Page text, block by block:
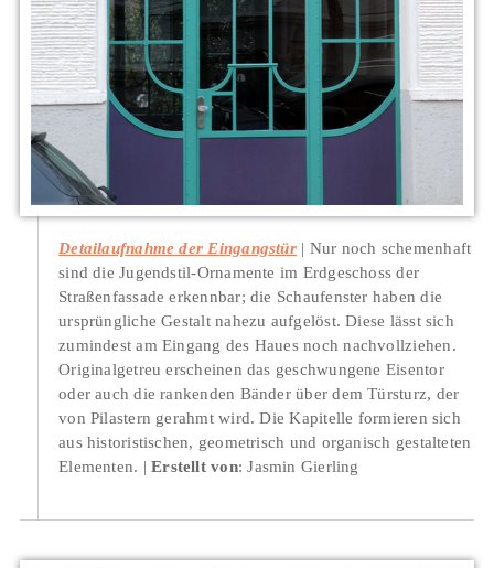
Detailaufnahme der Eingangstür
Nur noch schemenhaft
sind die Jugendstil-Ornamente im Erdgeschoss der
Straßenfassade erkennbar; die Schaufenster haben die
ursprüngliche Gestalt nahezu aufgelöst. Diese lässt sich
zumindest am Eingang des Haues noch nachvollziehen.
Originalgetreu erscheinen das geschwungene Eisentor
oder auch die rankenden Bänder über dem Türsturz, der
von Pilastern gerahmt wird. Die Kapitelle formieren sich
aus historistischen, geometrisch und organisch gestalteten
Elementen.
Erstellt von: Jasmin Gierling